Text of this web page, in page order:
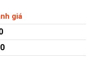
giá
0